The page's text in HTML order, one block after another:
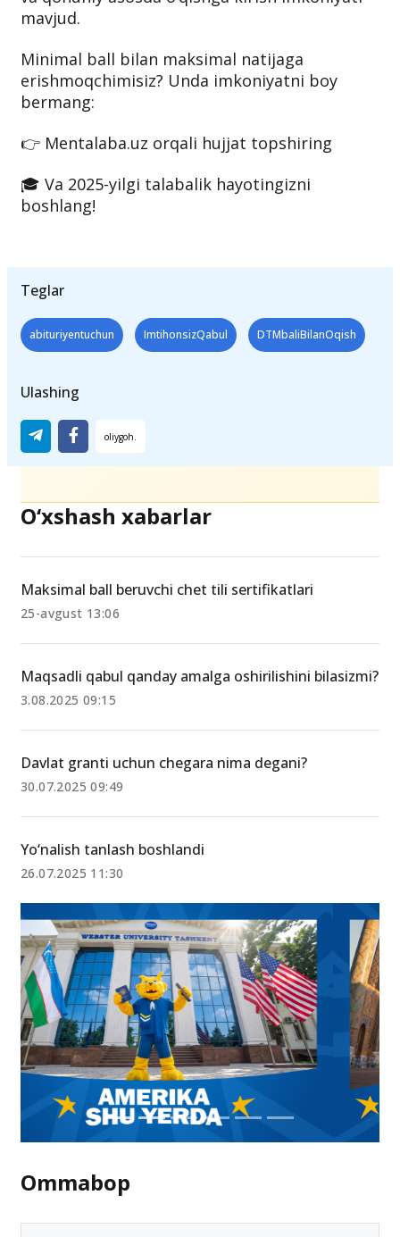
mavjud.
Minimal ball bilan maksimal natijaga
erishmoqchimisiz? Unda imkoniyatni boy
bermang:
👉 Mentalaba.uz orqali hujjat topshiring
🎓 Va 2025-yilgi talabalik hayotingizni
boshlang!
Teglar
abituriyentuchun ImtihonsizQabul DTMbaliBilanOqish
Ulashing
O‘xshash xabarlar
Maksimal ball beruvchi chet tili sertifikatlari
25-avgust 13:06
Maqsadli qabul qanday amalga oshirilishini bilasizmi?
3.08.2025 09:15
Davlat granti uchun chegara nima degani?
30.07.2025 09:49
Yo‘nalish tanlash boshlandi
26.07.2025 11:30
Ommabop